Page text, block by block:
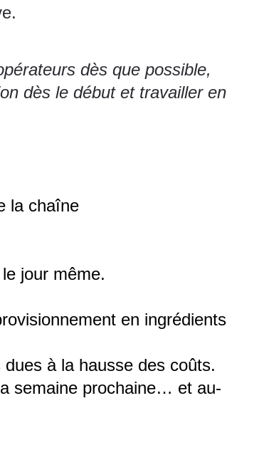
dès que possible,
dès le début et travailler en
la chaîne
jour même.
en ingrédients
à la hausse des coûts.
semaine prochaine… et au-